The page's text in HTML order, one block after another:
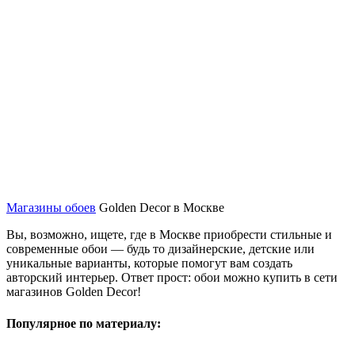
Магазины обоев Golden Decor в Москве
Вы, возможно, ищете, где в Москве приобрести стильные и
современные обои — будь то дизайнерские, детские или
уникальные варианты, которые помогут вам создать
авторский интерьер. Ответ прост: обои можно купить в сети
магазинов Golden Decor!
Популярное по материалу: